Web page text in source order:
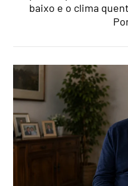
baixo e o clima